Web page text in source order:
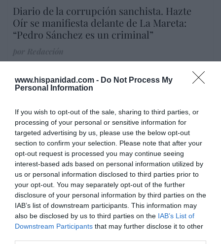
www.hispanidad.com - Do Not Process My
Personal Information
If you wish to opt-out of the sale, sharing to third parties, or
processing of your personal or sensitive information for
targeted advertising by us, please use the below opt-out
section to confirm your selection. Please note that after your
opt-out request is processed you may continue seeing
interest-based ads based on personal information utilized by
us or personal information disclosed to third parties prior to
your opt-out. You may separately opt-out of the further
disclosure of your personal information by third parties on the
IAB’s list of downstream participants. This information may
also be disclosed by us to third parties on the IAB’s List of
Downstream Participants that may further disclose it to other
Diario de la corrupción sanchista. Hazte
Oír se manifiesta delante de La Mareta:
“Pedro Sánchez es un criminal”
Opinión
Enormes minucias
por Eulogio López